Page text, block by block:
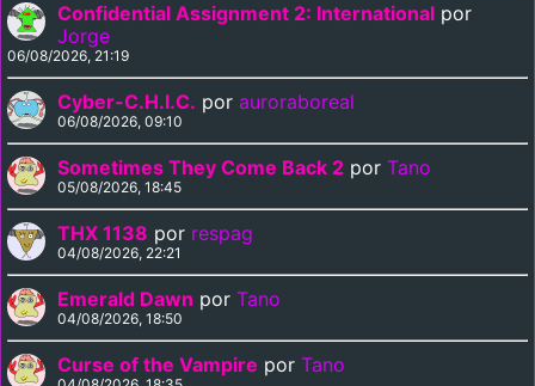
Confidential Assignment 2: International por
Jorge
06/08/2026, 21:19
Cyber-C.H.I.C. por auroraboreal
06/08/2026, 09:10
Sometimes They Come Back 2 por Tano
05/08/2026, 18:45
THX 1138 por respag
04/08/2026, 22:21
Emerald Dawn por Tano
04/08/2026, 18:50
Curse of the Vampire por Tano